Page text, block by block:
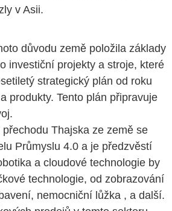
v Asii.
důvodu země položila základy
investiční projekty a stroje, které
strategický plán od roku
produkty. Tento plán připravuje
Thajska ze země se
Průmyslu 4.0 a je předzvěstí
a cloudové technologie by
technologie, od zobrazování
nemocniční lůžka , a další.